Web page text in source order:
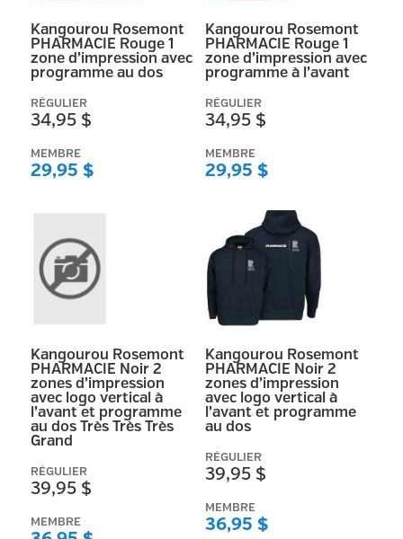
Kangourou Rosemont
PHARMACIE Rouge 1
zone d’impression avec
programme au dos
RÉGULIER
34,95 $
MEMBRE
29,95 $
Kangourou Rosemont
PHARMACIE Rouge 1
zone d’impression avec
programme à l’avant
RÉGULIER
34,95 $
MEMBRE
29,95 $
Kangourou Rosemont
PHARMACIE Noir 2
zones d’impression
avec logo vertical à
l’avant et programme
au dos Très Très Très
Grand
RÉGULIER
39,95 $
MEMBRE
Kangourou Rosemont
PHARMACIE Noir 2
zones d’impression
avec logo vertical à
l’avant et programme
au dos
RÉGULIER
39,95 $
MEMBRE
36,95 $